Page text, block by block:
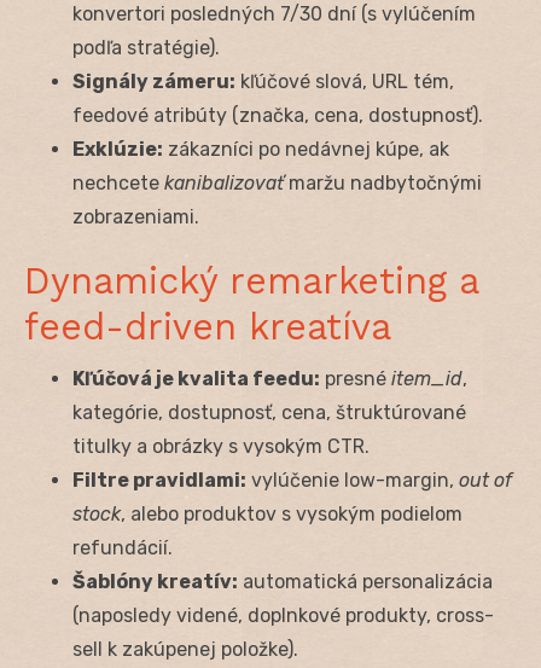
konvertori posledných 7/30 dní (s vylúčením
podľa stratégie).
Signály zámeru: kľúčové slová, URL tém,
feedové atribúty (značka, cena, dostupnosť).
Exklúzie: zákazníci po nedávnej kúpe, ak
nechcete kanibalizovaťmaržu nadbytočnými
zobrazeniami.
Dynamický remarketing a
feed-driven kreatíva
Kľúčová je kvalita feedu: presné item_id,
kategórie, dostupnosť, cena, štruktúrované
titulky a obrázky s vysokým CTR.
Filtre pravidlami: vylúčenie low-margin, out of
stock, alebo produktov s vysokým podielom
refundácií.
Šablóny kreatív: automatická personalizácia
(naposledy videné, doplnkové produkty, cross-
sell k zakúpenej položke).